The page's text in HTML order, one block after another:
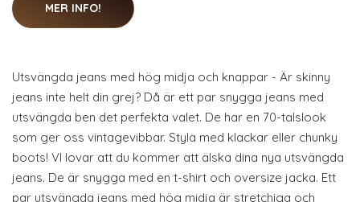
MER INFO!
Utsvängda jeans med hög midja och knappar - Är skinny
jeans inte helt din grej? Då är ett par snygga jeans med
utsvängda ben det perfekta valet. De har en 70-talslook
som ger oss vintagevibbar. Styla med klackar eller chunky
boots! VI lovar att du kommer att älska dina nya utsvängda
jeans. De är snygga med en t-shirt och oversize jacka. Ett
par utsvängda jeans med hög midja är stretchiga och